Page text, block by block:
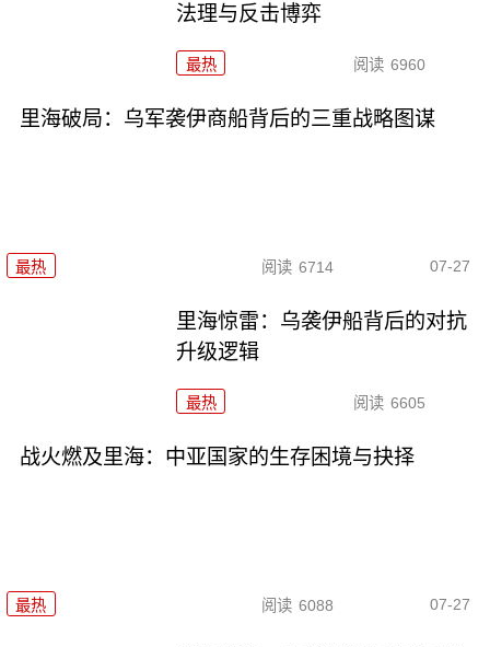
法理与反击博弈
最热 阅读 6960
里海破局：乌军袭伊商船背后的三重战略图谋
最热 阅读 6714 07-27
里海惊雷：乌袭伊船背后的对抗
升级逻辑
最热 阅读 6605
战火燃及里海：中亚国家的生存困境与抉择
最热 阅读 6088 07-27